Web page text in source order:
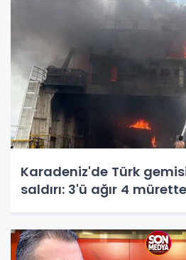
Karadeniz'de Türk
saldırı: 3'ü ağır 4